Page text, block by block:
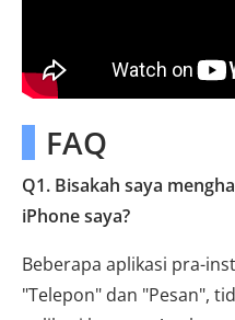
FAQ
Q1. Bisakah saya
iPhone saya?
Beberapa aplikasi pra-
"Telepon" dan "Pesan",